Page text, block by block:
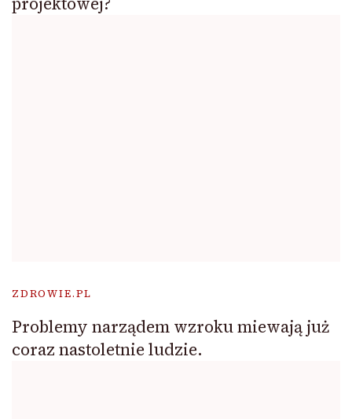
ZDROWIE.PL
Problemy narządem wzroku miewają już
coraz nastoletnie ludzie.